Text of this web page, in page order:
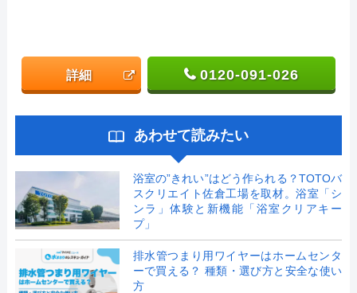
詳細 0120-091-026
あわせて読みたい
浴室の”きれい”はどう作られる？TOTOバ
スクリエイト佐倉工場を取材。浴室「シ
ンラ」体験と新機能「浴室クリアキー
プ」
排水管つまり用ワイヤーはホームセンタ
ーで買える？ 種類・選び方と安全な使い
方